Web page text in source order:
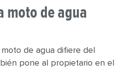
moto de agua
de agua difiere del
pone al propietario en el